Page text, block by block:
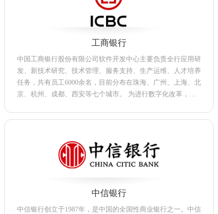
工商银行
中国工商银行股份有限公司软件开发中心主要负责全行应用研
发、新技术研究、技术管理、服务支持、生产运维、人才培养
任务，共有员工6000余名，目前分布在珠海、广州、上海、北
京、杭州、成都、西安等七个城市。 为进行数字化改革，持
要部署IP通信设备，保障内外部沟通。
中信银行
中信银行创立于1987年，是中国的全国性商业银行之一。中信